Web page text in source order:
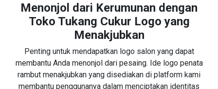
Menonjol dari Kerumunan dengan
Toko Tukang Cukur Logo yang
Menakjubkan
Penting untuk mendapatkan logo salon yang dapat
membantu Anda menonjol dari pesaing. Ide logo penata
rambut menakjubkan yang disediakan di platform kami
membantu penggunanya dalam menciptakan identitas